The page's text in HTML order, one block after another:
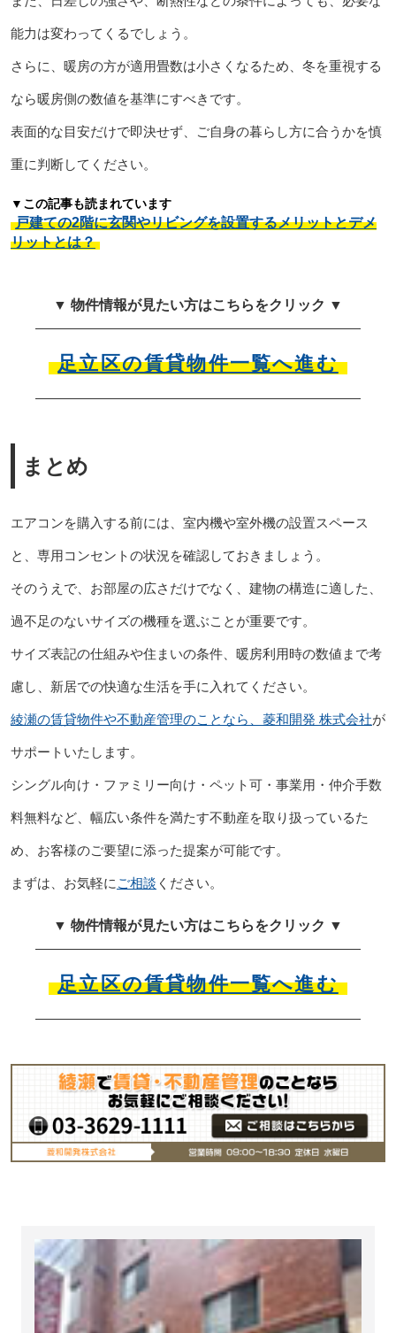
能力は変わってくるでしょう。
さらに、暖房の方が適用畳数は小さくなるため、冬を重視する
なら暖房側の数値を基準にすべきです。
表面的な目安だけで即決せず、ご自身の暮らし方に合うかを慎
重に判断してください。
▼この記事も読まれています
戸建ての2階に玄関やリビングを設置するメリットとデメ
リットとは？
▼ 物件情報が見たい方はこちらをクリック ▼
足立区の賃貸物件一覧へ進む
まとめ
エアコンを購入する前には、室内機や室外機の設置スペース
と、専用コンセントの状況を確認しておきましょう。
そのうえで、お部屋の広さだけでなく、建物の構造に適した、
過不足のないサイズの機種を選ぶことが重要です。
サイズ表記の仕組みや住まいの条件、暖房利用時の数値まで考
慮し、新居での快適な生活を手に入れてください。
綾瀬の賃貸物件や不動産管理のことなら、菱和開発 株式会社が
サポートいたします。
シングル向け・ファミリー向け・ペット可・事業用・仲介手数
料無料など、幅広い条件を満たす不動産を取り扱っているた
め、お客様のご要望に添った提案が可能です。
まずは、お気軽に ご相談 ください。
▼ 物件情報が見たい方はこちらをクリック ▼
足立区の賃貸物件一覧へ進む